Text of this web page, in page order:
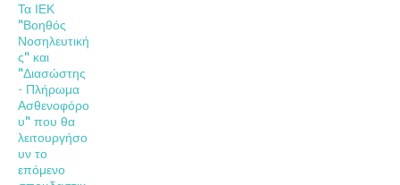
Τα ΙΕΚ
"Βοηθός
Νοσηλευτική
ς" και
"Διασώστης
- Πλήρωμα
Ασθενοφόρο
υ" που θα
λειτουργήσο
υν το
επόμενο